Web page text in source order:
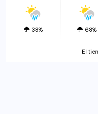
38% 68%
El